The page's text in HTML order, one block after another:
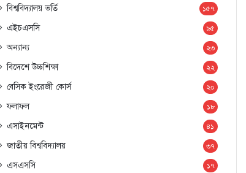
বিশ্ববিদ্যালয় ভর্তি ১৫৭
এইচএসসি ৯৫
অন্যান্য ২৩
বিদেশে উচ্চশিক্ষা ২২
বেসিক ইংরেজী কোর্স ২০
ফলাফল ১৮
এসাইনমেন্ট ৪১
জাতীয় বিশ্ববিদ্যালয় ৩৭
এসএসসি ১৭